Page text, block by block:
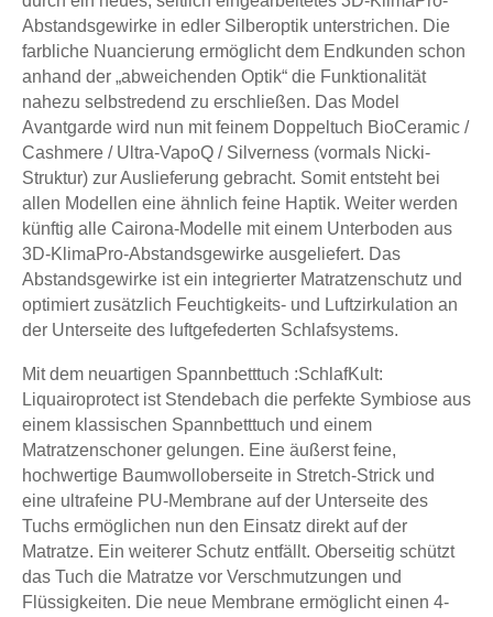
Abstandsgewirke in edler Silberoptik unterstrichen. Die
farbliche Nuancierung ermöglicht dem Endkunden schon
anhand der „abweichenden Optik“ die Funktionalität
nahezu selbstredend zu erschließen. Das Model
Avantgarde wird nun mit feinem Doppeltuch BioCeramic /
Cashmere / Ultra-VapoQ / Silverness (vormals Nicki-
Struktur) zur Auslieferung gebracht. Somit entsteht bei
allen Modellen eine ähnlich feine Haptik. Weiter werden
künftig alle Cairona-Modelle mit einem Unterboden aus
3D-KlimaPro-Abstandsgewirke ausgeliefert. Das
Abstandsgewirke ist ein integrierter Matratzenschutz und
optimiert zusätzlich Feuchtigkeits- und Luftzirkulation an
der Unterseite des luftgefederten Schlafsystems.
Mit dem neuartigen Spannbetttuch :SchlafKult:
Liquairoprotect ist Stendebach die perfekte Symbiose aus
einem klassischen Spannbetttuch und einem
Matratzenschoner gelungen. Eine äußerst feine,
hochwertige Baumwolloberseite in Stretch-Strick und
eine ultrafeine PU-Membrane auf der Unterseite des
Tuchs ermöglichen nun den Einsatz direkt auf der
Matratze. Ein weiterer Schutz entfällt. Oberseitig schützt
das Tuch die Matratze vor Verschmutzungen und
Flüssigkeiten. Die neue Membrane ermöglicht einen 4-